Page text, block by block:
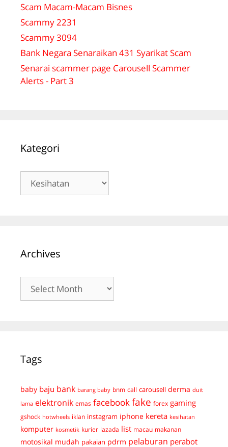
Scam Macam-Macam Bisnes
Scammy 2231
Scammy 3094
Bank Negara Senaraikan 431 Syarikat Scam
Senarai scammer page Carousell Scammer
Alerts - Part 3
Kategori
Archives
Tags
baby baju bank barang baby bnm call carousell derma duit
lama elektronik emas facebook fake forex gaming
gshock hotwheels iklan instagram iphone kereta kesihatan
komputer kosmetik kurier lazada list macau makanan
motosikal mudah pakaian pdrm pelaburan perabot